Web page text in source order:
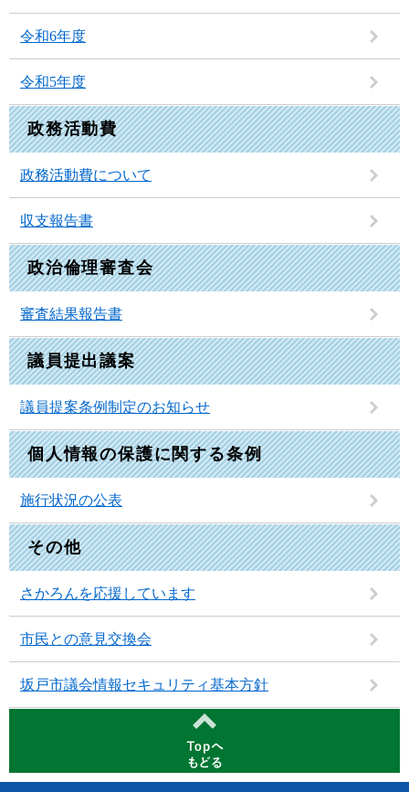
令和6年度
令和5年度
政務活動費
政務活動費について
収支報告書
政治倫理審査会
審査結果報告書
議員提出議案
議員提案条例制定のお知らせ
個人情報の保護に関する条例
施行状況の公表
その他
さかろんを応援しています
市民との意見交換会
坂戸市議会情報セキュリティ基本方針